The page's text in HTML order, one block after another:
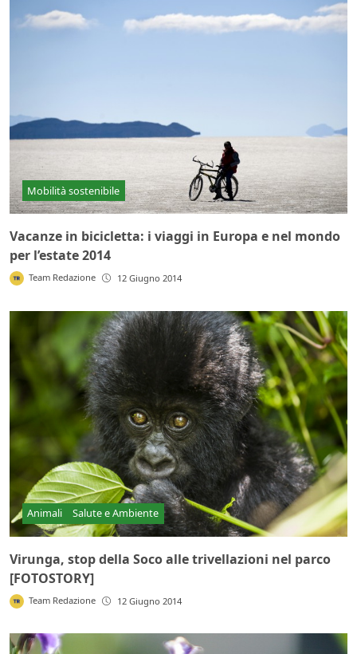
Mobilità sostenibile
Vacanze in bicicletta: i viaggi in Europa e nel mondo
per l’estate 2014
Team Redazione 12 Giugno 2014
Animali Salute e Ambiente
Virunga, stop della Soco alle trivellazioni nel parco
[FOTOSTORY]
Team Redazione 12 Giugno 2014